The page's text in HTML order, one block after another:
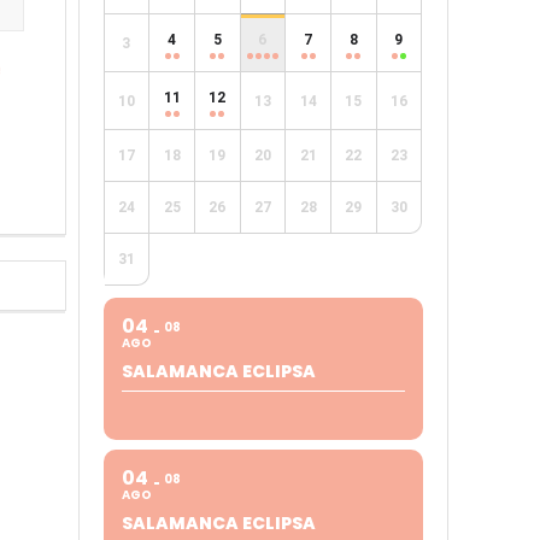
3 4 5 6 7 8 9
10 11 12 13 14 15 16
17 18 19 20 21 22 23
24 25 26 27 28 29 30
31
04
AGO
08
SALAMANCA ECLIPSA
04
AGO
08
SALAMANCA ECLIPSA